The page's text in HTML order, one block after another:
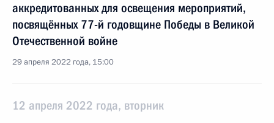
аккредитованных для освещения мероприятий,
посвящённых 77-й годовщине Победы в Великой
Отечественной войне
29 апреля 2022 года, 15:00
12 апреля 2022 года, вторник